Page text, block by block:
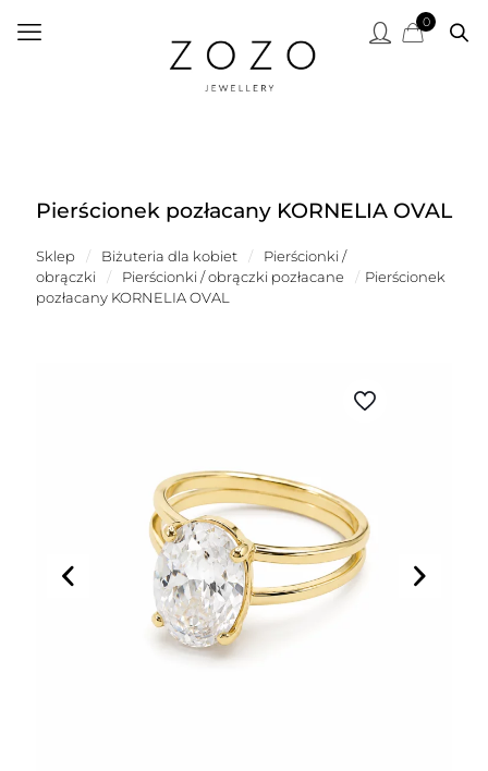
0
Pierścionek pozłacany KORNELIA OVAL
Sklep / Biżuteria dla kobiet /
Pierścionki /
obrączki
/ Pierścionki / obrączki pozłacane / Pierścionek
pozłacany KORNELIA OVAL